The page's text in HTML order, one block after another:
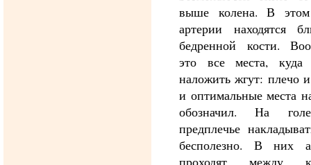
выше колена. В этом
артерии находятся
бедренной кости.
это все места, куда
наложить жгут: плечо
и оптимальные места
обозначил. На
предплечье
бесполезно. В них
проходят между